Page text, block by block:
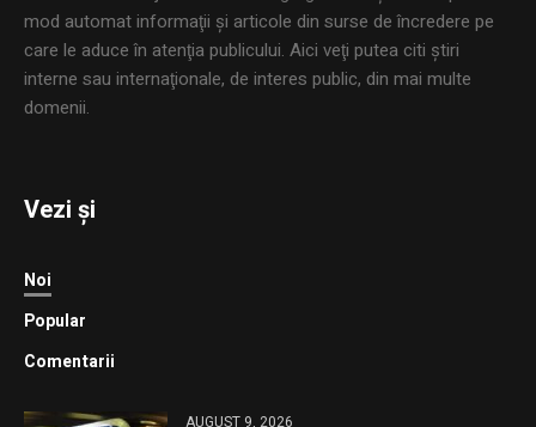
mod automat informaţii şi articole din surse de încredere pe
care le aduce în atenţia publicului. Aici veţi putea citi ştiri
interne sau internaţionale, de interes public, din mai multe
domenii.
Vezi și
Noi
Popular
Comentarii
AUGUST 9, 2026